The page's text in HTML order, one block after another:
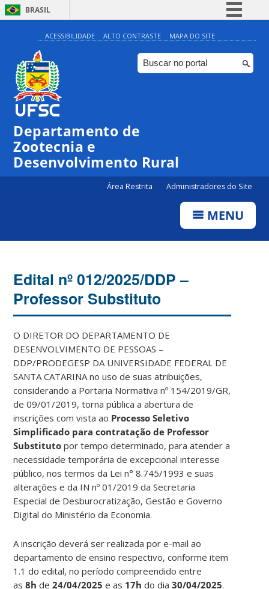
BRASIL
Simplifique!
Comunica BR
Participe
ACESSIBILIDADE ALTO CONTRASTE MAPA DO SITE
Departamento de
Zootecnia e
Desenvolvimento Rural
Área Restrita Administradores do Site
MENU
Edital nº 012/2025/DDP –
Professor Substituto
O DIRETOR DO DEPARTAMENTO DE
DESENVOLVIMENTO DE PESSOAS –
DDP/PRODEGESP DA UNIVERSIDADE FEDERAL DE
SANTA CATARINA no uso de suas atribuições,
considerando a Portaria Normativa nº 154/2019/GR,
de 09/01/2019, torna pública a abertura de
inscrições com vista ao Processo Seletivo
Simplificado para contratação de Professor
Substituto por tempo determinado, para atender a
necessidade temporária de excepcional interesse
público, nos termos da Lei n° 8.745/1993 e suas
alterações e da IN nº 01/2019 da Secretaria
Especial de Desburocratização, Gestão e Governo
Digital do Ministério da Economia.
A inscrição deverá ser realizada por e-mail ao
departamento de ensino respectivo, conforme item
1.1 do edital, no período compreendido entre
as8hde 24/04/2025 e as 17hdo dia 30/04/2025.